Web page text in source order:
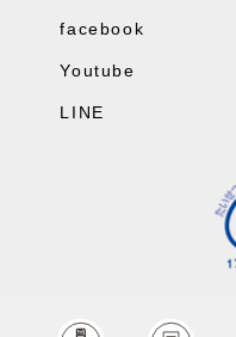
facebook
Youtube
LINE